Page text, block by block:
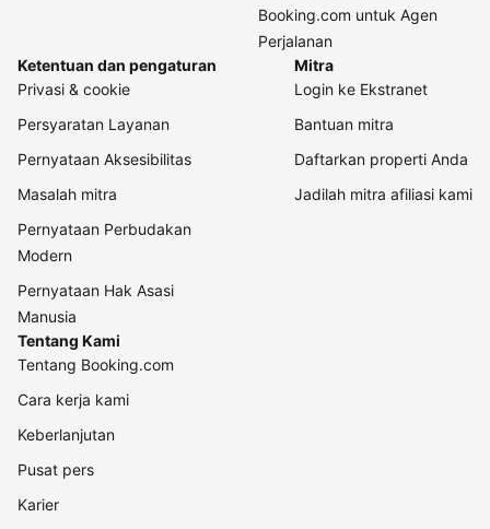
Booking.com untuk Agen
Perjalanan
Ketentuan dan pengaturan
Privasi & cookie
Persyaratan Layanan
Pernyataan Aksesibilitas
Masalah mitra
Pernyataan Perbudakan
Modern
Pernyataan Hak Asasi
Manusia
Mitra
Login ke Ekstranet
Bantuan mitra
Daftarkan properti Anda
Jadilah mitra afiliasi kami
Tentang Kami
Tentang Booking.com
Cara kerja kami
Keberlanjutan
Pusat pers
Karier